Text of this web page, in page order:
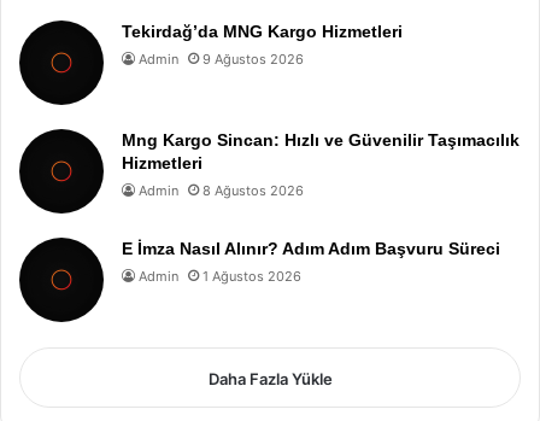
Tekirdağ’da MNG Kargo Hizmetleri
Admin 9 Ağustos 2026
Mng Kargo Sincan: Hızlı ve Güvenilir Taşımacılık
Hizmetleri
Admin 8 Ağustos 2026
E İmza Nasıl Alınır? Adım Adım Başvuru Süreci
Admin 1 Ağustos 2026
Daha Fazla Yükle